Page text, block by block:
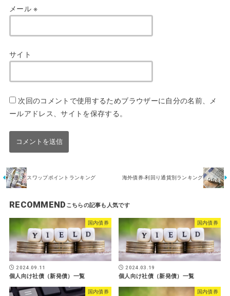
メール※
サイト
次回のコメントで使用するためブラウザーに自分の名前、メ
ールアドレス、サイトを保存する。
スワップポイントランキング 海外債券-利回り通貨別ランキング
RECOMMEND
国内債券
2024.09.11
個人向け社債（新発債）一覧
国内債券
2024.03.19
個人向け社債（新発債）一覧
国内債券 国内債券